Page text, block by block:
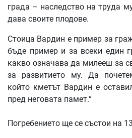
града – наследство на труда
дава своите плодове.
Стоица Вардин е пример за
бъде пример и за всеки един
какво означава да милееш за
за развитието му. Да
който кметът Вардин е
пред неговата памет.“
Погребението ще се състои на